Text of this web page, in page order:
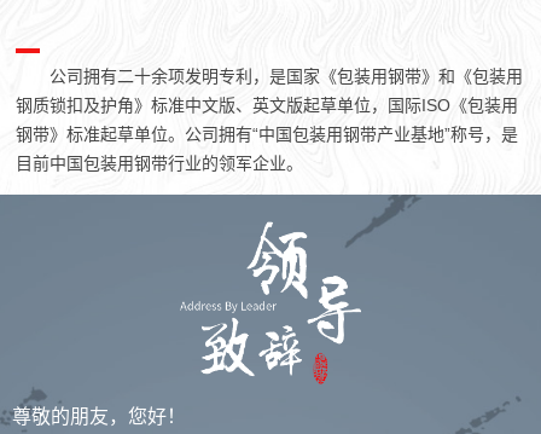
公司拥有二十余项发明专利，是国家《包装用钢带》和《包装用
钢质锁扣及护角》标准中文版、英文版起草单位，国际ISO《包装用
钢带》标准起草单位。公司拥有“中国包装用钢带产业基地”称号，是
目前中国包装用钢带行业的领军企业。
尊敬的朋友，您好！